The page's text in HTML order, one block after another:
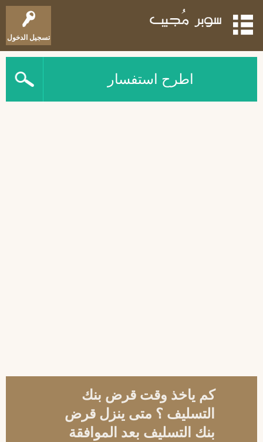
تسجيل الدخول
اطرح استفسار
كم ياخذ وقت قرض بنك
التسليف ؟ متى ينزل قرض
بنك التسليف بعد الموافقة